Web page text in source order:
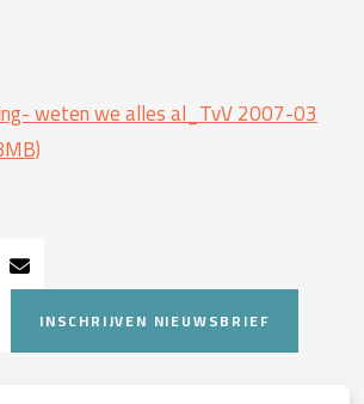
weten we alles al_TvV 2007-03
INSCHRIJVEN NIEUWSBRIEF